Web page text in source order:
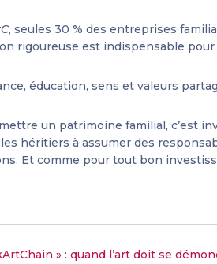
, seules 30 % des entreprises
rigoureuse est indispensable
éducation, sens et valeurs
un patrimoine familial, c’est
héritiers à assumer des
Et comme pour tout bon
» : quand l’art doit se